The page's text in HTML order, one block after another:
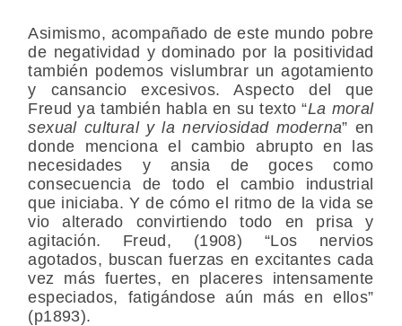
Asimismo, acompañado de este mundo pobre
de negatividad y dominado por la positividad
también podemos vislumbrar un agotamiento
y cansancio excesivos. Aspecto del que
Freud ya también habla en su texto “La moral
sexual cultural y la nerviosidad moderna” en
donde menciona el cambio abrupto en las
necesidades y ansia de goces como
consecuencia de todo el cambio industrial
que iniciaba. Y de cómo el ritmo de la vida se
vio alterado convirtiendo todo en prisa y
agitación. Freud, (1908) “Los nervios
agotados, buscan fuerzas en excitantes cada
vez más fuertes, en placeres intensamente
especiados, fatigándose aún más en ellos”
(p1893).